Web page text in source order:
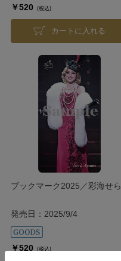
￥520 (税込)
カートに入れる
ブックマーク2025／彩海せら
発売日：2025/9/4
￥520 (税込)